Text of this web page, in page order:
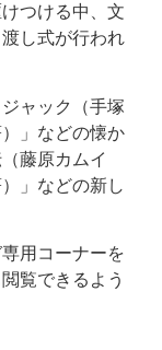
つける中、文
し式が行われ
ャック（手塚
」などの懐か
藤原カムイ
」などの新し
用コーナーを
覧できるよう